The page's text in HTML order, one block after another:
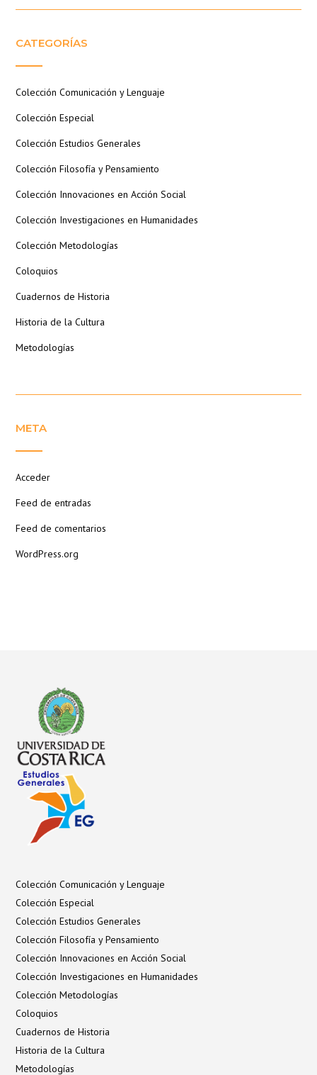
CATEGORÍAS
Colección Comunicación y Lenguaje
Colección Especial
Colección Estudios Generales
Colección Filosofía y Pensamiento
Colección Innovaciones en Acción Social
Colección Investigaciones en Humanidades
Colección Metodologías
Coloquios
Cuadernos de Historia
Historia de la Cultura
Metodologías
META
Acceder
Feed de entradas
Feed de comentarios
WordPress.org
Colección Comunicación y Lenguaje
Colección Especial
Colección Estudios Generales
Colección Filosofía y Pensamiento
Colección Innovaciones en Acción Social
Colección Investigaciones en Humanidades
Colección Metodologías
Coloquios
Cuadernos de Historia
Historia de la Cultura
Metodologías